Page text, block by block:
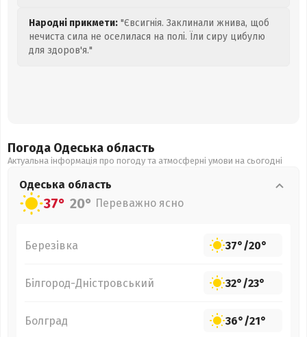
Народні прикмети: "Євсигнія. Заклинали жнива, щоб
нечиста сила не оселилася на полі. Їли сиру цибулю
для здоров'я."
Погода Одеська область
Актуальна інформація про погоду та атмосферні умови на сьогодні
Одеська область
37° 20° Переважно ясно
Березівка 37°/20°
Білгород-Дністровський 32°/23°
Болград 36°/21°